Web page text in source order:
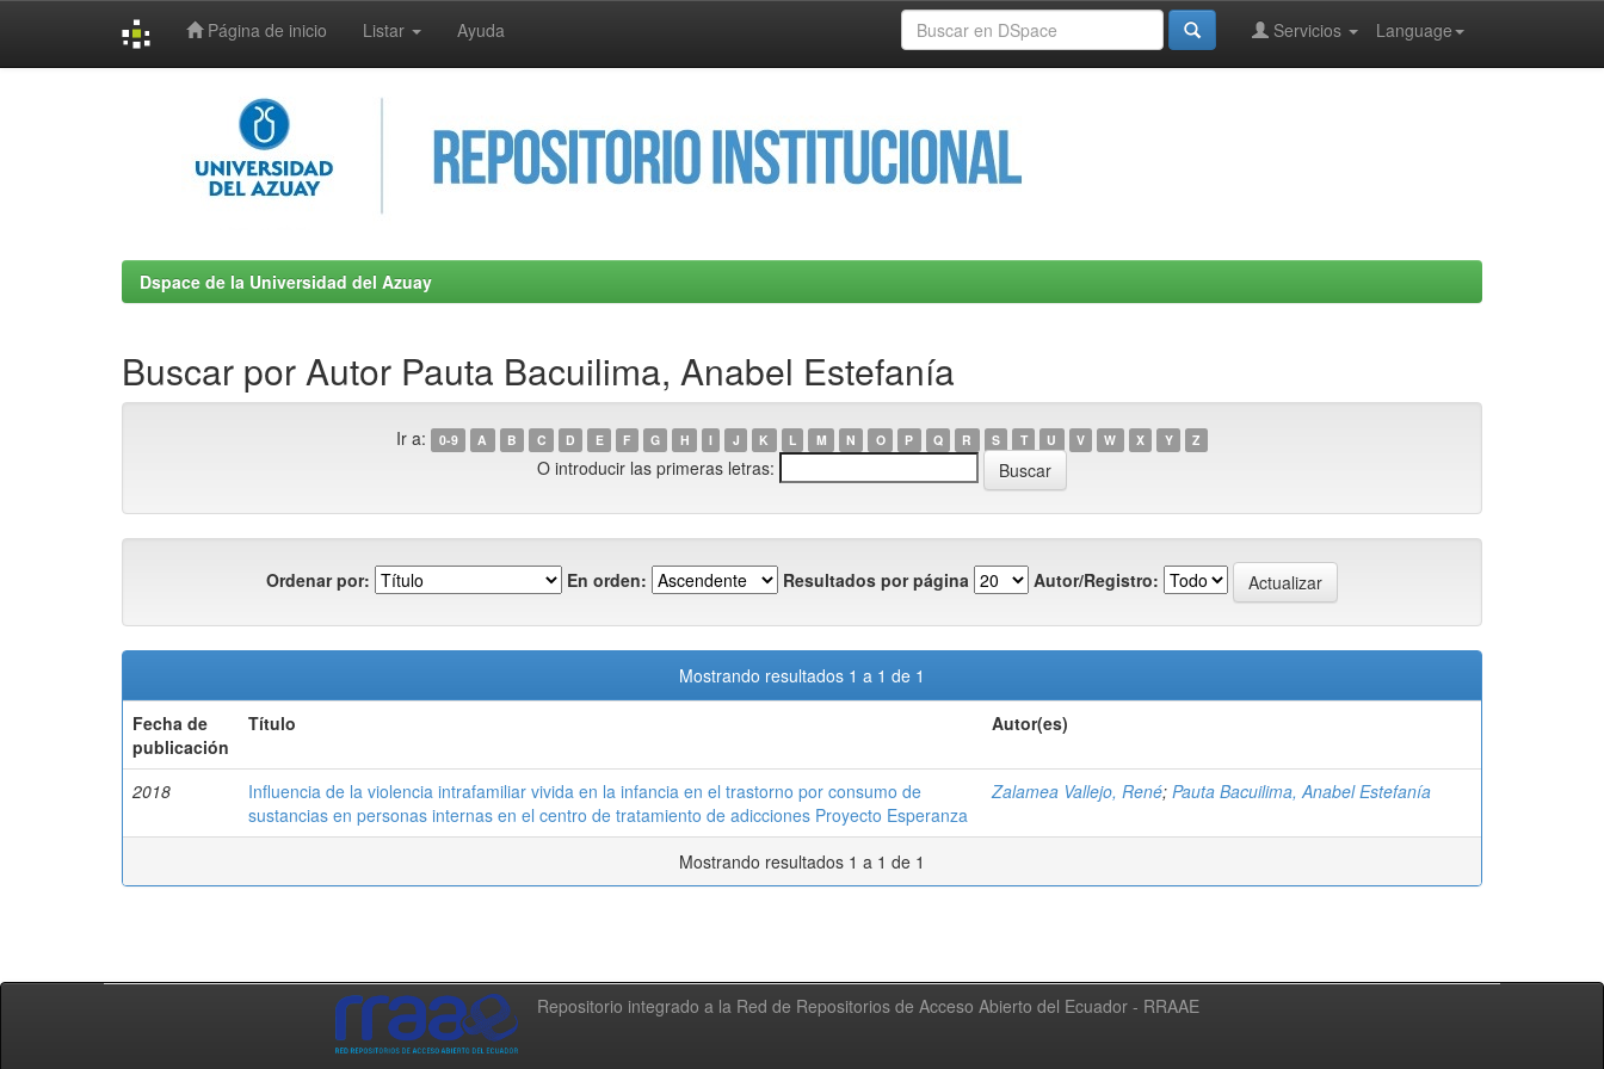
Página de inicio Listar Ayuda Language
Servicios
Dspace de la Universidad del Azuay
Buscar por Autor Pauta Bacuilima, Anabel Estefanía
Ir a: 0-9 A B C D E F G H I J K L M N O P Q R S T U V W X Y Z
O introducir las primeras letras:
Ordenar por: En orden: Resultados por página Autor/Registro:
Mostrando resultados 1 a 1 de 1
Fecha de
publicación
Título Autor(es)
2018
Influencia de la violencia intrafamiliar vivida en la infancia en el trastorno por consumo de
sustancias en personas internas en el centro de tratamiento de adicciones Proyecto Esperanza
Zalamea Vallejo, René; Pauta Bacuilima, Anabel Estefanía
Mostrando resultados 1 a 1 de 1
Repositorio integrado a la Red de Repositorios de Acceso Abierto del Ecuador - RRAAE